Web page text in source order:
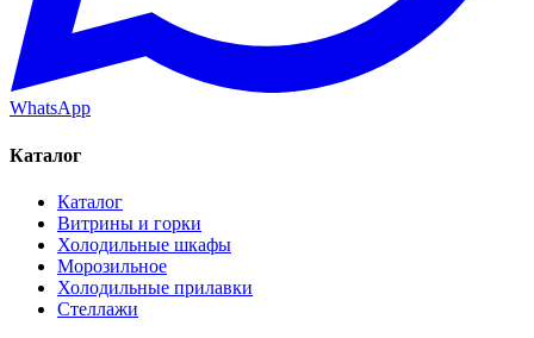
WhatsApp
Каталог
Каталог
Витрины и горки
Холодильные шкафы
Морозильное
Холодильные прилавки
Стеллажи